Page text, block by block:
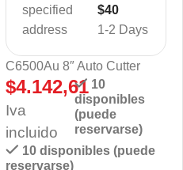
specified
address
1-2 Days
$40
C6500Au 8″ Auto Cutter
$4.142,61
Iva
incluido
10
disponibles
(puede
reservarse)
10 disponibles (puede
reservarse)